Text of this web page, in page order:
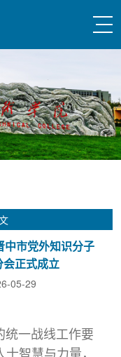
市党外知识分子
正式成立
05-29
统一战线工作要
智慧与力量，